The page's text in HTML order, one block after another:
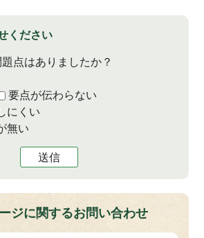
ください
点はありましたか？
要点が伝わらない
にくい
無い
送信
ジに関するお問い合わせ